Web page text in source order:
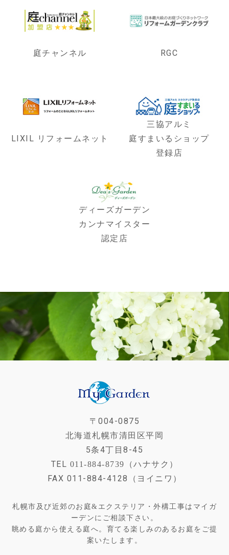
庭チャンネル RGC
LIXIL リフォームネット
三協アルミ
庭すまいるショップ
登録店
ディーズガーデン
カンナマイスター
認定店
〒004-0875
北海道札幌市清田区平岡
5条4丁目8-45
TEL 011-884-8739（ハナサク）
FAX 011-884-4128（ヨイニワ）
札幌市及び近郊のお庭&エクステリア・外構工事はマイガ
ーデンにご相談下さい。
眺める庭から使える庭へ。育てる楽しみのあるお庭をご提
案いたします。